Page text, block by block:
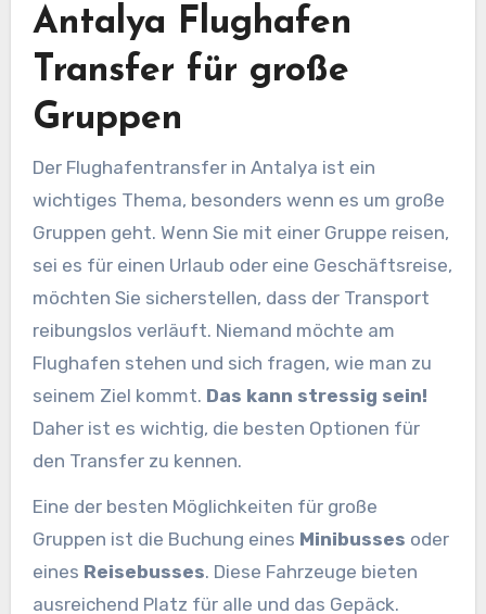
Antalya Flughafen
Transfer für große
Gruppen
Der Flughafentransfer in Antalya ist ein
wichtiges Thema, besonders wenn es um große
Gruppen geht. Wenn Sie mit einer Gruppe reisen,
sei es für einen Urlaub oder eine Geschäftsreise,
möchten Sie sicherstellen, dass der Transport
reibungslos verläuft. Niemand möchte am
Flughafen stehen und sich fragen, wie man zu
seinem Ziel kommt. Das kann stressig sein!
Daher ist es wichtig, die besten Optionen für
den Transfer zu kennen.
Eine der besten Möglichkeiten für große
Gruppen ist die Buchung eines Minibusses oder
eines Reisebusses. Diese Fahrzeuge bieten
ausreichend Platz für alle und das Gepäck.